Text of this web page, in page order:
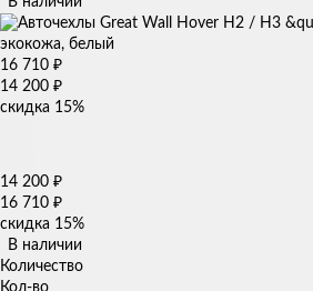
16 710 ₽
14 200 ₽
скидка 15%
14 200 ₽
16 710 ₽
скидка 15%
В наличии
Количество
Кол-во